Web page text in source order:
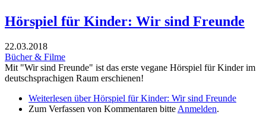
Hörspiel für Kinder: Wir sind Freunde
22.03.2018
Bücher & Filme
Mit "Wir sind Freunde" ist das erste vegane Hörspiel für Kinder im
deutschsprachigen Raum erschienen!
Weiterlesen über Hörspiel für Kinder: Wir sind Freunde
Zum Verfassen von Kommentaren bitte Anmelden.